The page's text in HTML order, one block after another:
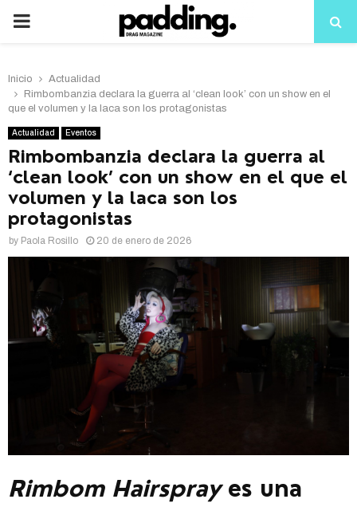
PRIMARY
Inicio
Actualidad
Rimbombanzia declara la guerra al ‘clean look’ con un show en el
que el volumen y la laca son los protagonistas
Actualidad Eventos
Rimbombanzia declara la guerra al
‘clean look’ con un show en el que el
volumen y la laca son los
protagonistas
by Paola Rosillo 20 de enero de 2026
Rimbom Hairsprayes una